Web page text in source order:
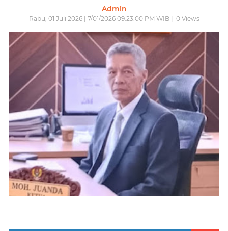
Admin
Rabu, 01 Juli 2026 | 7/01/2026 09:23:00 PM WIB | 0Views